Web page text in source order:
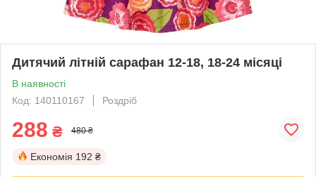
Дитячий літній сарафан 12-18, 18-24 місяці
В наявності
Код: 140110167
Роздріб
288 ₴ 480 ₴
Економія 192 ₴